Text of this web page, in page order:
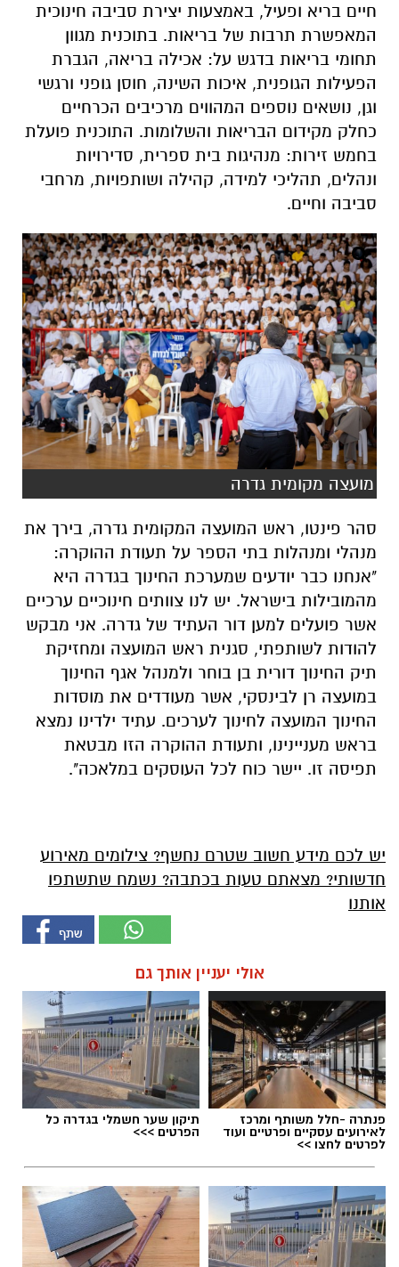
חיים בריא ופעיל, באמצעות יצירת סביבה חינוכית
המאפשרת תרבות של בריאות. בתוכנית מגוון
תחומי בריאות בדגש על: אכילה בריאה, הגברת
הפעילות הגופנית, איכות השינה, חוסן גופני ורגשי
וגן, נושאים נוספים המהווים מרכיבים הכרחיים
כחלק מקידום הבריאות והשלומות. התוכנית פועלת
בחמש זירות: מנהיגות בית ספרית, סדירויות
ונהלים, תהליכי למידה, קהילה ושותפויות, מרחבי
סביבה וחיים.
מועצה מקומית גדרה
סהר פינטו, ראש המועצה המקומית גדרה, בירך את
מנהלי ומנהלות בתי הספר על תעודת ההוקרה:
"אנחנו כבר יודעים שמערכת החינוך בגדרה היא
מהמובילות בישראל. יש לנו צוותים חינוכיים ערכיים
אשר פועלים למען דור העתיד של גדרה. אני מבקש
להודות לשותפתי, סגנית ראש המועצה ומחזיקת
תיק החינוך דורית בן בוחר ולמנהל אגף החינוך
במועצה רן לבינסקי, אשר מעודדים את מוסדות
החינוך המועצה לחינוך לערכים. עתיד ילדינו נמצא
בראש מעניינינו, ותעודת ההוקרה הזו מבטאת
תפיסה זו. יישר כוח לכל העוסקים במלאכה".
יש לכם מידע חשוב שטרם נחשף? צילומים מאירוע
חדשותי? מצאתם טעות בכתבה? נשמח שתשתפו
אותנו
אולי יעניין אותך גם
פנתרה -חלל משותף ומרכז
לאירועים עסקיים ופרטיים ועוד
לפרטים לחצו >>
תיקון שער חשמלי בגדרה כל
הפרטים >>>